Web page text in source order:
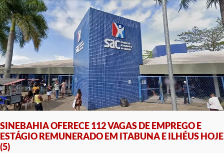
SINEBAHIA OFERECE 112 VAGAS DE EMPREGO E
ESTÁGIO REMUNERADO EM ITABUNA E ILHÉUS HOJE
(5)